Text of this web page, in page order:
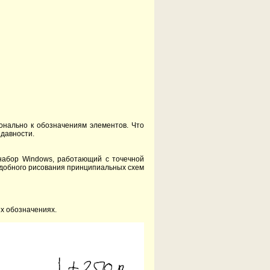
к обозначениям элементов. Что
Windows, работающий с точечной
рисования принципиальных схем
обозначениях.